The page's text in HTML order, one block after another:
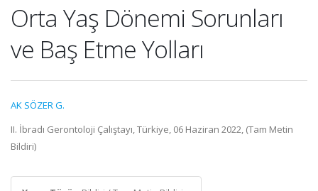
Orta Yaş Dönemi Sorunları
ve Baş Etme Yolları
AK SÖZER G.
II. İbradı Gerontoloji Çalıştayı, Türkiye, 06 Haziran 2022, (Tam Metin
Bildiri)